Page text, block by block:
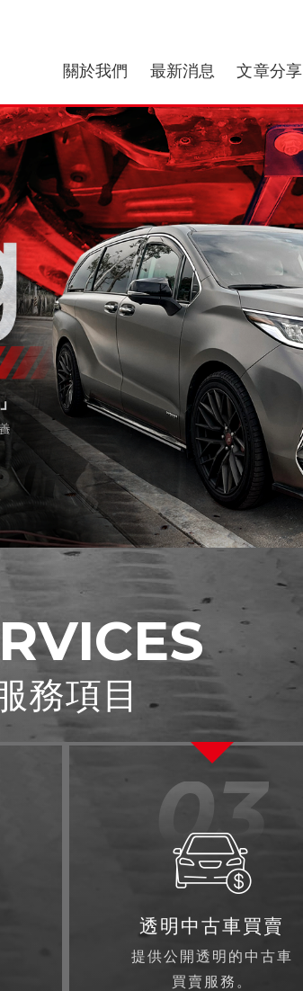
關於我們 最新消息 文章分享
務項目
03
透明中古車買賣
提供公開透明的中古車
買賣服務。